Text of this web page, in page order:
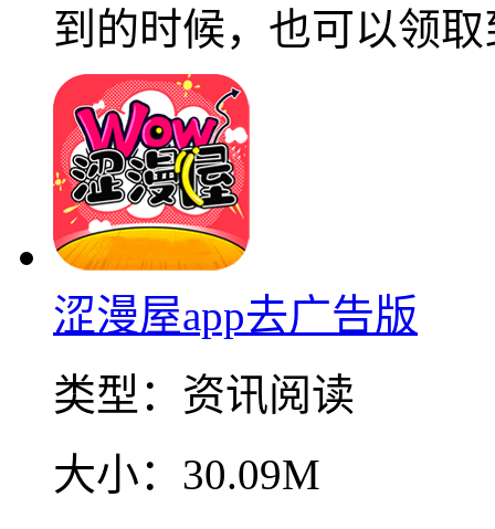
到的时候，也可以领
涩漫屋app去广告版
类型： 资讯阅读
大小： 30.09M